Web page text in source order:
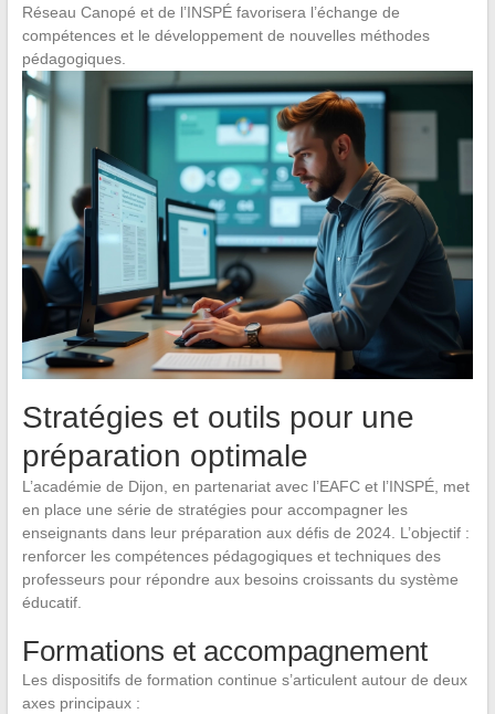
Réseau Canopé et de l’INSPÉ favorisera l’échange de
compétences et le développement de nouvelles méthodes
pédagogiques.
Stratégies et outils pour une
préparation optimale
L’académie de Dijon, en partenariat avec l’EAFC et l’INSPÉ, met
en place une série de stratégies pour accompagner les
enseignants dans leur préparation aux défis de 2024. L’objectif :
renforcer les compétences pédagogiques et techniques des
professeurs pour répondre aux besoins croissants du système
éducatif.
Formations et accompagnement
Les dispositifs de formation continue s’articulent autour de deux
axes principaux :